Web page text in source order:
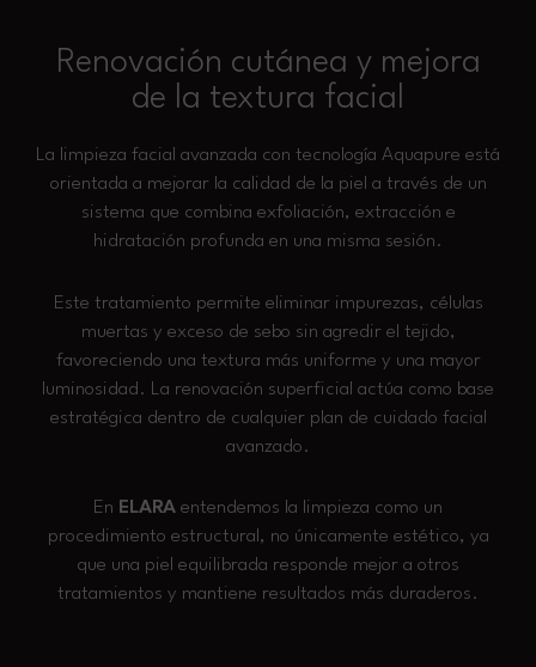
Renovación cutánea y mejora
de la textura facial
La limpieza facial avanzada con tecnología Aquapure está
orientada a mejorar la calidad de la piel a través de un
sistema que combina exfoliación, extracción e
hidratación profunda en una misma sesión.
Este tratamiento permite eliminar impurezas, células
muertas y exceso de sebo sin agredir el tejido,
favoreciendo una textura más uniforme y una mayor
luminosidad. La renovación superficial actúa como base
estratégica dentro de cualquier plan de cuidado facial
avanzado.
En ELARA entendemos la limpieza como un
procedimiento estructural, no únicamente estético, ya
que una piel equilibrada responde mejor a otros
tratamientos y mantiene resultados más duraderos.